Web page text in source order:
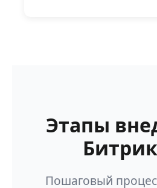
Этапы
Пошаговый